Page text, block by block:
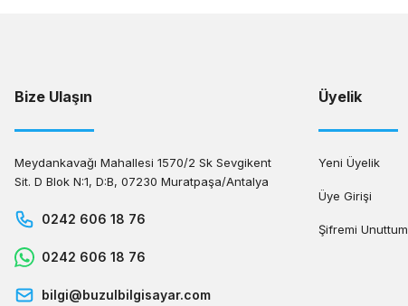
Bize Ulaşın
Meydankavağı Mahallesi 1570/2 Sk Sevgikent
Sit. D Blok N:1, D:B, 07230 Muratpaşa/Antalya
0242 606 18 76
0242 606 18 76
bilgi@buzulbilgisayar.com
Üyelik
Yeni Üyelik
Üye Girişi
Şifremi Unuttum